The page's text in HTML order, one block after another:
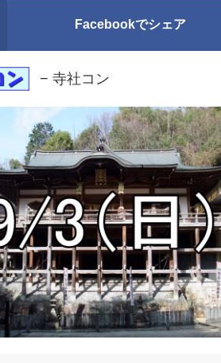
Facebookでシェア
− 寺社コン